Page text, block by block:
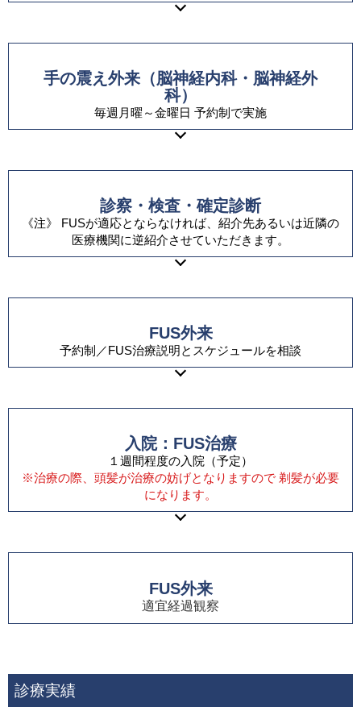
手の震え外来（脳神経内科・脳神経外
科）
毎週月曜～金曜日 予約制で実施
診察・検査・確定診断
《注》 FUSが適応とならなければ、紹介先あるいは近隣の
医療機関に逆紹介させていただきます。
FUS外来
予約制／FUS治療説明とスケジュールを相談
入院：FUS治療
１週間程度の入院（予定）
※治療の際、頭髪が治療の妨げとなりますので 剃髪が必要
になります。
FUS外来
適宜経過観察
診療実績